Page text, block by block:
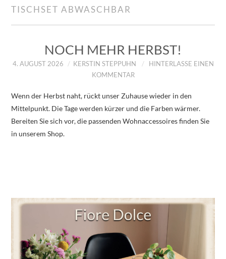
ÜBER UNS
DATENSCHUTZERKLÄRUNG
TISCHSET ABWASCHBAR
NOCH MEHR HERBST!
4. AUGUST 2026 KERSTIN STEPPUHN
HINTERLASSE EINEN
KOMMENTAR
Wenn der Herbst naht, rückt unser Zuhause wieder in den
Mittelpunkt. Die Tage werden kürzer und die Farben wärmer.
Bereiten Sie sich vor, die passenden Wohnaccessoires finden Sie
in unserem Shop.